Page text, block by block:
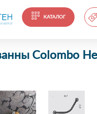
КАТАЛОГ
Colombo